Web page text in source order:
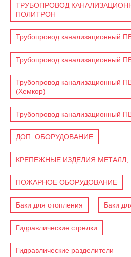
ТРУБОПРОВОД
ПОЛИТРОН
Трубопровод канализационный
Трубопровод канализационный
Трубопровод канализационный
(Хемкор)
Трубопровод канализационный
ДОП. ОБОРУДОВАНИЕ
КРЕПЕЖНЫЕ ИЗДЕЛИЯ
ПОЖАРНОЕ ОБОРУДОВАНИЕ
Баки для отопления Баки
Гидравлические стрелки
Гидравлические разделители